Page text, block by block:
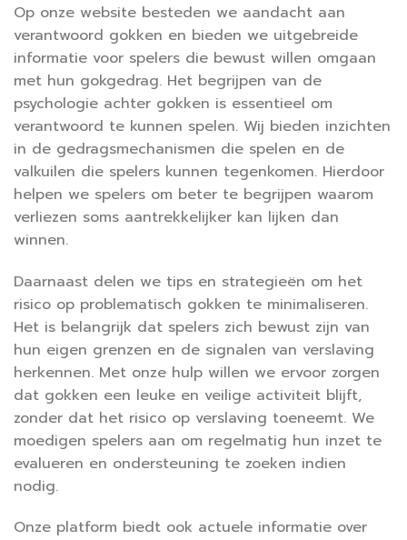
Op onze website besteden we aandacht aan
verantwoord gokken en bieden we uitgebreide
informatie voor spelers die bewust willen omgaan
met hun gokgedrag. Het begrijpen van de
psychologie achter gokken is essentieel om
verantwoord te kunnen spelen. Wij bieden inzichten
in de gedragsmechanismen die spelen en de
valkuilen die spelers kunnen tegenkomen. Hierdoor
helpen we spelers om beter te begrijpen waarom
verliezen soms aantrekkelijker kan lijken dan
winnen.
Daarnaast delen we tips en strategieën om het
risico op problematisch gokken te minimaliseren.
Het is belangrijk dat spelers zich bewust zijn van
hun eigen grenzen en de signalen van verslaving
herkennen. Met onze hulp willen we ervoor zorgen
dat gokken een leuke en veilige activiteit blijft,
zonder dat het risico op verslaving toeneemt. We
moedigen spelers aan om regelmatig hun inzet te
evalueren en ondersteuning te zoeken indien
nodig.
Onze platform biedt ook actuele informatie over